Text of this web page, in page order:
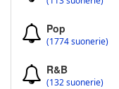
Pop
(1774 suonerie)
R&B
(132 suonerie)